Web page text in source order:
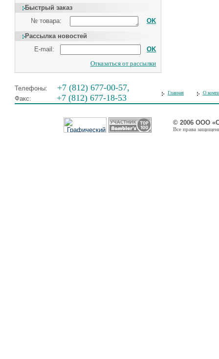
Быстрый заказ
№ товара:
OK
Рассылка новостей
E-mail:
OK
Отказаться от рассылки
Телефоны: +7 (812) 677-00-57,
Факс: +7 (812) 677-18-53
Главная О
© 2006 ООО
Все права